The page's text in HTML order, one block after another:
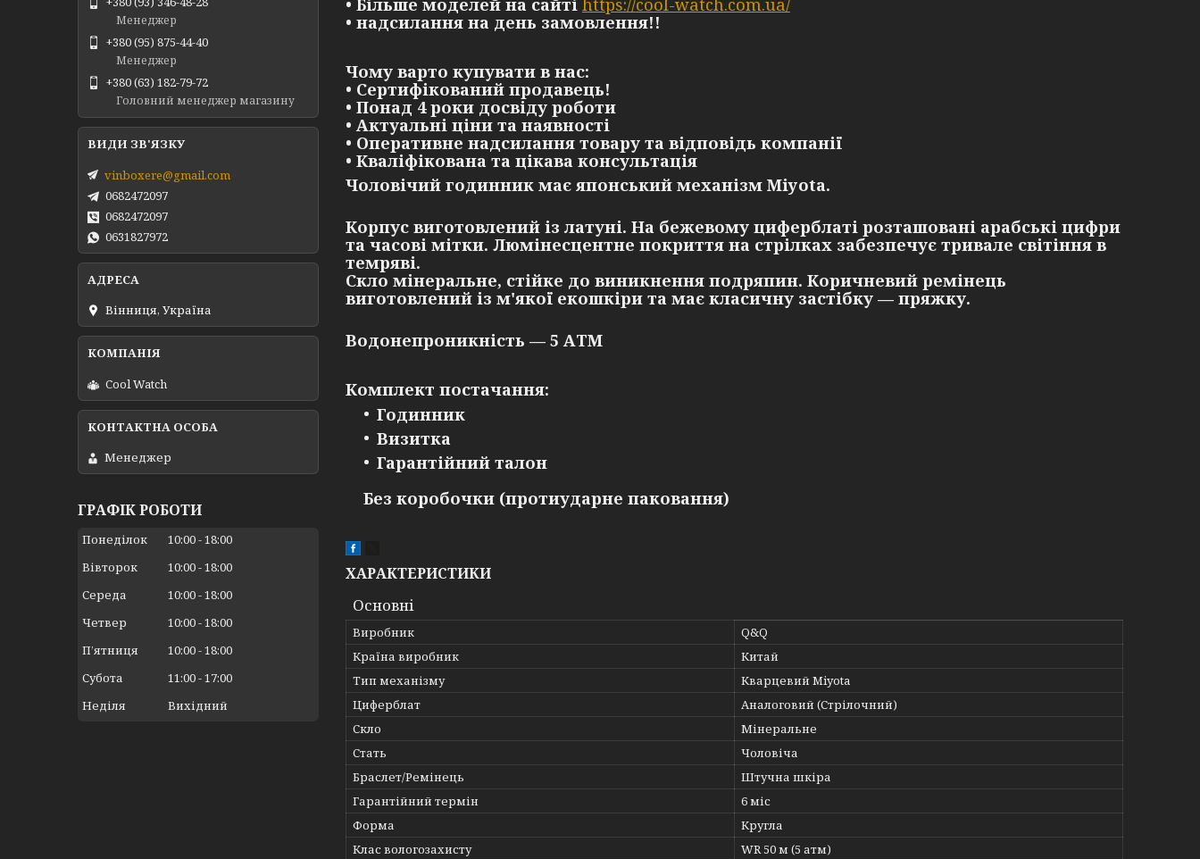
• Більше моделей на сайті https://cool-watch.com.ua/
• надсилання на день замовлення!!
Чому варто купувати в нас:
• Сертифікований продавець!
• Понад 4 роки досвіду роботи
• Актуальні ціни та наявності
• Оперативне надсилання товару та відповідь компанії
• Кваліфікована та цікава консультація
Чоловічий годинник має японський механізм Miyota.
Корпус виготовлений із латуні. На бежевому циферблаті розташовані арабські цифри
та часові мітки. Люмінесцентне покриття на стрілках забезпечує тривале світіння в
темряві.
Скло мінеральне, стійке до виникнення подряпин. Коричневий ремінець
виготовлений із м'якої екошкіри та має класичну застібку — пряжку.
Водонепроникність — 5 АТМ
Комплект постачання:
Годинник
Визитка
Гарантійний талон
Без коробочки (протиударне паковання)
ХАРАКТЕРИСТИКИ
Основні
Виробник
Q&Q
Країна виробник
Китай
Тип механізму
Кварцевий Miyota
Циферблат
Аналоговий (Стрілочний)
Скло
Мінеральне
Стать
Чоловіча
Браслет/Ремінець
Штучна шкіра
Гарантійний термін
6 міс
Форма
Кругла
Клас вологозахисту
WR 50 м (5 атм)
Менеджер
+380 (95) 875-44-40
Менеджер
+380 (63) 182-79-72
Головний менеджер магазину
vinboxere@gmail.com
0682472097
0682472097
0631827972
Вінниця, Україна
Cool Watch
Менеджер
ГРАФІК РОБОТИ
Понеділок 10:00 18:00
Вівторок
10:00 18:00
Середа
10:00 18:00
Четвер
10:00 18:00
Пʼятниця
10:00 18:00
Субота
11:00 17:00
Неділя
Вихідний